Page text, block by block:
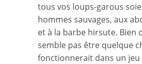
tous vos loups-garous
hommes sauvages, aux
et à la barbe hirsute. Bien
semble pas être quelque
fonctionnerait dans un jeu